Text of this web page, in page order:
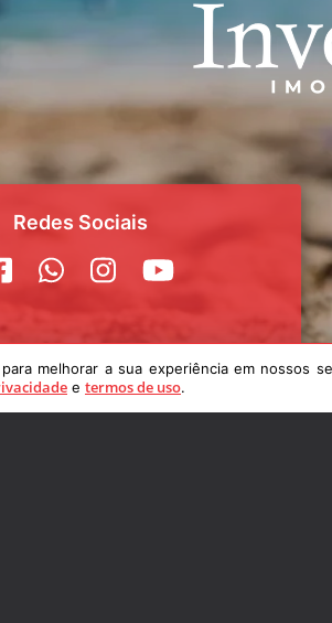
Redes Sociais
melhorar a sua experiência em
e termos de uso.